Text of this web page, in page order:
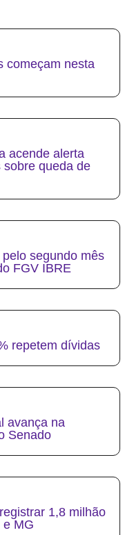
começam nesta
acende alerta
queda de
segundo mês
FGV IBRE
repetem dívidas
avança na
Senado
1,8 milhão
e MG